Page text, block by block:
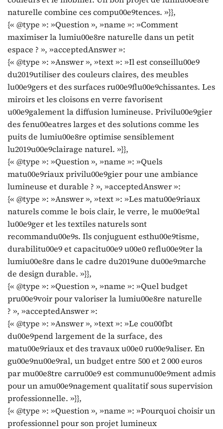
naturelle combine ces compu00e9tences. »}},
{« @type »: »Question », »name »: »Comment
maximiser la lumiu00e8re naturelle dans un petit
espace ? », »acceptedAnswer »:
{« @type »: »Answer », »text »: »Il est conseillu00e9
du2019utiliser des couleurs claires, des meubles
lu00e9gers et des surfaces ru00e9flu00e9chissantes. Les
miroirs et les cloisons en verre favorisent
u00e9galement la diffusion lumineuse. Privilu00e9gier
des fenu00eatres larges et des solutions comme les
puits de lumiu00e8re optimise sensiblement
lu2019u00e9clairage naturel. »}},
{« @type »: »Question », »name »: »Quels
matu00e9riaux privilu00e9gier pour une ambiance
lumineuse et durable ? », »acceptedAnswer »:
{« @type »: »Answer », »text »: »Les matu00e9riaux
naturels comme le bois clair, le verre, le mu00e9tal
lu00e9ger et les textiles naturels sont
recommandu00e9s. Ils conjuguent esthu00e9tisme,
durabilitu00e9 et capacitu00e9 u00e0 reflu00e9ter la
lumiu00e8re dans le cadre du2019une du00e9marche
de design durable. »}},
{« @type »: »Question », »name »: »Quel budget
pru00e9voir pour valoriser la lumiu00e8re naturelle
? », »acceptedAnswer »:
{« @type »: »Answer », »text »: »Le cou00fbt
du00e9pend largement de la surface, des
matu00e9riaux et des travaux u00e0 ru00e9aliser. En
gu00e9nu00e9ral, un budget entre 500 et 2 000 euros
par mu00e8tre carru00e9 est communu00e9ment admis
pour un amu00e9nagement qualitatif sous supervision
professionnelle. »}},
{« @type »: »Question », »name »: »Pourquoi choisir un
professionnel pour son projet lumineux